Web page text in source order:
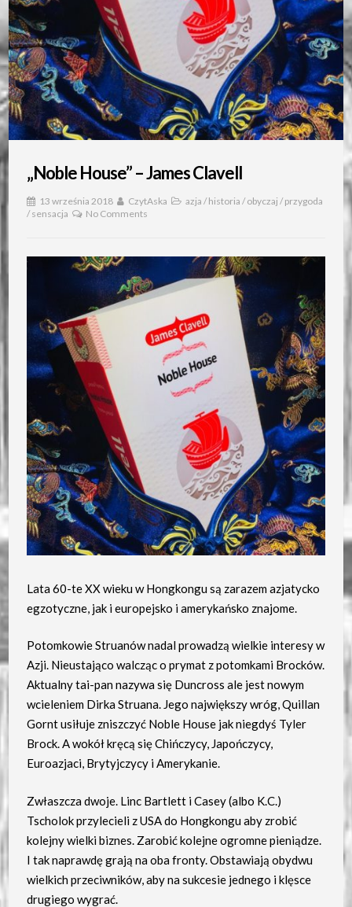
„Noble House” – James Clavell
13 września 2018 CzytAska azja /historia /obyczaj /przygoda
/sensacja No Comments
Lata 60-te XX wieku w Hongkongu są zarazem azjatycko
egzotyczne, jak i europejsko i amerykańsko znajome.
Potomkowie Struanów nadal prowadzą wielkie interesy w
Azji. Nieustająco walcząc o prymat z potomkami Brocków.
Aktualny tai-pan nazywa się Duncross ale jest nowym
wcieleniem Dirka Struana. Jego największy wróg, Quillan
Gornt usiłuje zniszczyć Noble House jak niegdyś Tyler
Brock. A wokół kręcą się Chińczycy, Japończycy,
Euroazjaci, Brytyjczycy i Amerykanie.
Zwłaszcza dwoje. Linc Bartlett i Casey (albo K.C.)
Tscholok przylecieli z USA do Hongkongu aby zrobić
kolejny wielki biznes. Zarobić kolejne ogromne pieniądze.
I tak naprawdę grają na oba fronty. Obstawiają obydwu
wielkich przeciwników, aby na sukcesie jednego i klęsce
drugiego wygrać.